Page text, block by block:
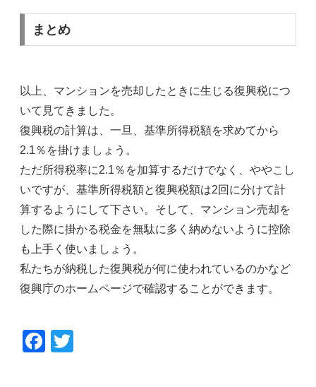
まとめ
以上、マンションを売却したときに生じる復興税につ
いて見てきました。
復興税の計算は、一旦、基準所得税額を求めてから
2.1％を掛けましょう。
ただ所得税率に2.1％を加算するだけでなく、ややこし
いですが、基準所得税額と復興税額は2回に分けて計
算するようにして下さい。そして、マンション売却を
した際に掛かる税金を無駄に多く納めないように控除
も上手く使いましょう。
私たちが納税した復興税が何に使われているのかなど
復興庁のホームページで確認することができます。
F